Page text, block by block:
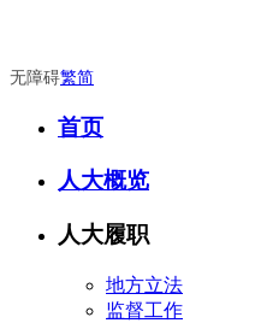
无障碍繁简
首页
人大概览
人大履职
地方立法
监督工作